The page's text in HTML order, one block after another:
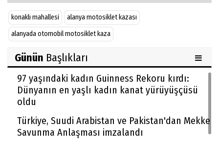
konaklı mahallesi
alanya motosiklet kazası
alanyada otomobil motosiklet kaza
Günün Başlıkları
97 yaşındaki kadın Guinness Rekoru kırdı:
Dünyanın en yaşlı kadın kanat yürüyüşçüsü
oldu
Türkiye, Suudi Arabistan ve Pakistan'dan Mekke
Savunma Anlaşması imzalandı